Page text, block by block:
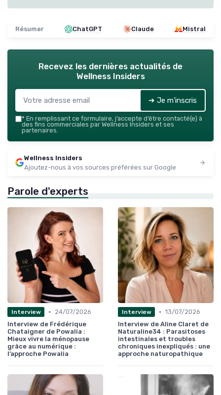
Résumer ChatGPT Claude Mistral
Recevez les dernières actualités de
Wellness Insiders
➔ Je m'inscris
* En remplissant ce formulaire, j’accepte d’être contacté(e) à
des fins commerciales par Wellness Insiders et ses
partenaires.
Wellness Insiders
Ajoutez-nous à vos sources préférées sur Google
Parole d'experts
Interview •
24/07/2026
Interview de Frédérique
Chataigner de Powalia :
Mieux vivre la ménopause
grâce au numérique :
l’approche Powalia
Interview • 13/07/2026
Interview de Aline Claret de
Naturaline34 : Parasitoses
intestinales et troubles
chroniques inexpliqués : une
approche naturopathique